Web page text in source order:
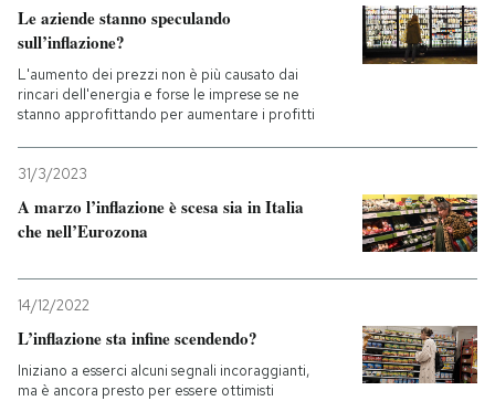
Le aziende stanno speculando
sull’inflazione?
L'aumento dei prezzi non è più causato dai
rincari dell'energia e forse le imprese se ne
stanno approfittando per aumentare i profitti
31/3/2023
A marzo l’inflazione è scesa sia in Italia
che nell’Eurozona
14/12/2022
L’inflazione sta infine scendendo?
Iniziano a esserci alcuni segnali incoraggianti,
ma è ancora presto per essere ottimisti